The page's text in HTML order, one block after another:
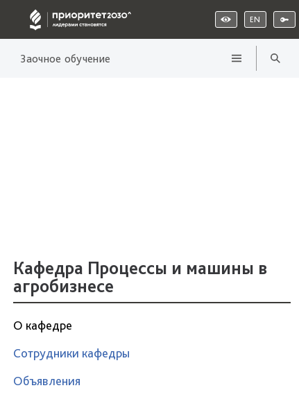
EN
Заочное обучение
Кафедра Процессы и машины в
агробизнесе
О кафедре
Сотрудники кафедры
Объявления